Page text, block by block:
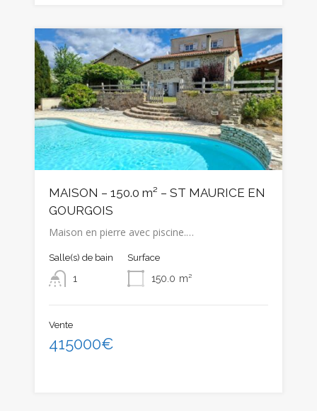
MAISON – 150.0 m² – ST MAURICE EN
GOURGOIS
Maison en pierre avec piscine.…
Salle(s) de bain
1
Surface
150.0 m²
Vente
415000€